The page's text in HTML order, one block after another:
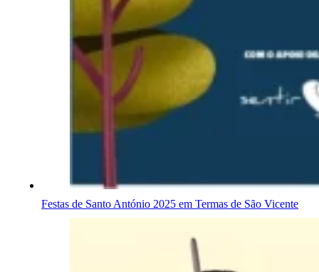
Festas de Santo António 2025 em Termas de São Vicente